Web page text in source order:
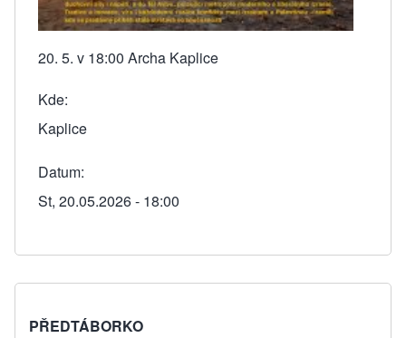
20. 5. v 18:00 Archa Kaplice
Kde
Kaplice
Datum
St, 20.05.2026 - 18:00
PŘEDTÁBORKO